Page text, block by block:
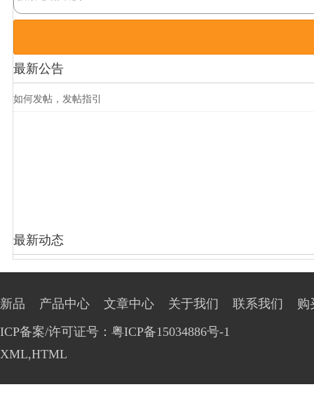
最新公告
如何发帖，发帖指引
最新动态
新品 产品中心 文章中心 关于我们 联系我们
购
ICP备案/许可证号：粤ICP备15034886号-1
XML,HTML